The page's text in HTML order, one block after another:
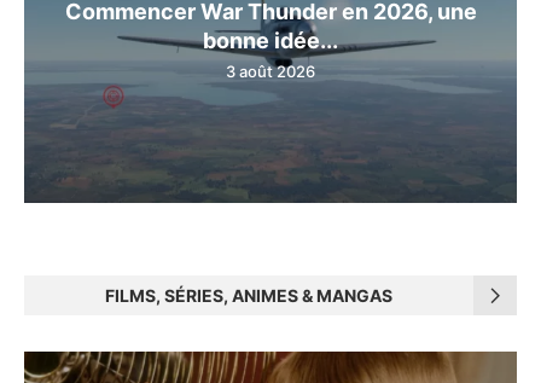
Commencer War Thunder en 2026, une
bonne idée...
3 août 2026
FILMS, SÉRIES, ANIMES & MANGAS